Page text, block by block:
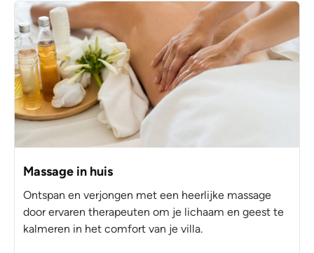
Massage in huis
Ontspan en verjongen met een heerlijke massage
door ervaren therapeuten om je lichaam en geest te
kalmeren in het comfort van je villa.